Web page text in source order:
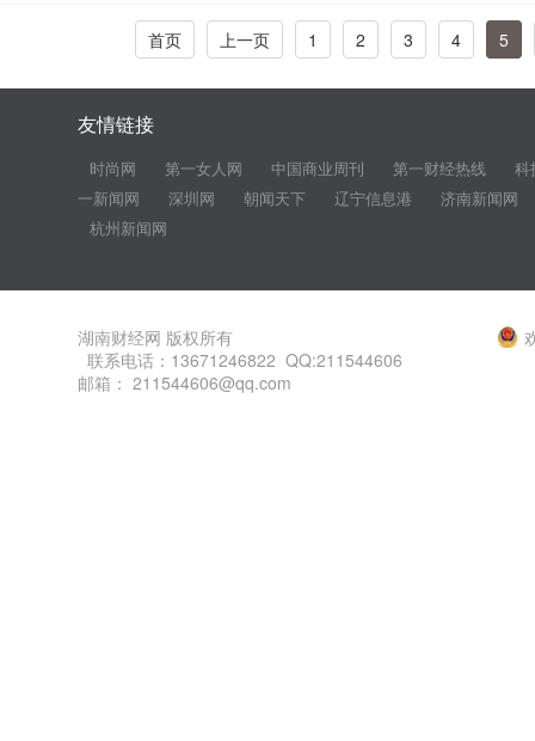
首页 上一页 1 2 3 4 5
友情链接
时尚网 第一女人网 中国商业周刊 第一财经热线
科
一新闻网
深圳网 朝闻天下 辽宁信息港
济南新闻网
杭州新闻网
湖南财经网 版权所有
联系电话：13671246822 QQ:211544606
邮箱： 211544606@qq.com